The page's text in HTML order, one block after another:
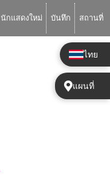
แผนที่
ไทย
นักแสดงใหม่ บันทึก สถานที่